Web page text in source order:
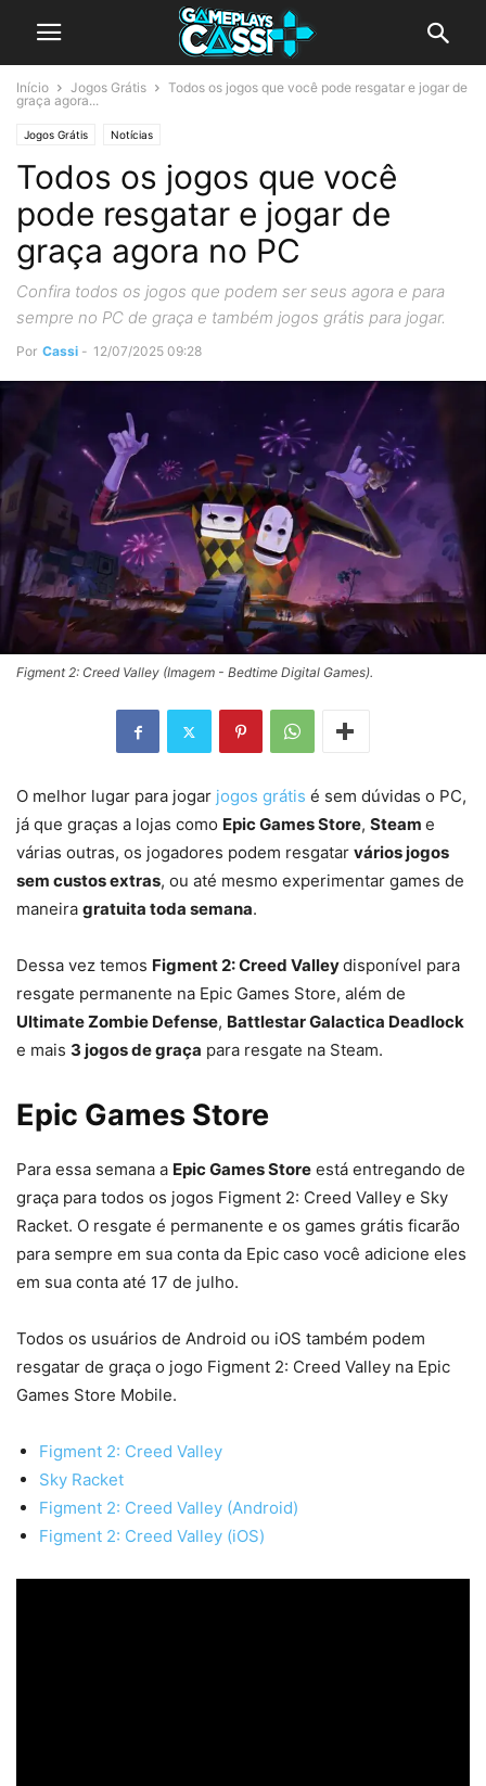
Início Jogos Grátis
Todos os jogos que você pode resgatar e jogar de
graça agora...
Jogos Grátis Notícias
Todos os jogos que você
pode resgatar e jogar de
graça agora no PC
Confira todos os jogos que podem ser seus agora e para
sempre no PC de graça e também jogos grátis para jogar.
Por Cassi - 12/07/2025 09:28
Figment 2: Creed Valley (Imagem - Bedtime Digital Games).
O melhor lugar para jogar jogos grátis é sem dúvidas o PC,
já que graças a lojas como Epic Games Store, Steam e
várias outras, os jogadores podem resgatar vários jogos
sem custos extras, ou até mesmo experimentar games de
maneira gratuita toda semana.
Dessa vez temos Figment 2: Creed Valleydisponível para
resgate permanente na Epic Games Store, além de
Ultimate Zombie Defense, Battlestar Galactica Deadlock
e mais 3 jogos de graça para resgate na Steam.
Epic Games Store
Para essa semana a Epic Games Store está entregando de
graça para todos os jogos Figment 2: Creed Valley e Sky
Racket. O resgate é permanente e os games grátis ficarão
para sempre em sua conta da Epic caso você adicione eles
em sua conta até 17 de julho.
Todos os usuários de Android ou iOS também podem
resgatar de graça o jogo Figment 2: Creed Valley na Epic
Games Store Mobile.
Figment 2: Creed Valley
Sky Racket
Figment 2: Creed Valley (Android)
Figment 2: Creed Valley (iOS)